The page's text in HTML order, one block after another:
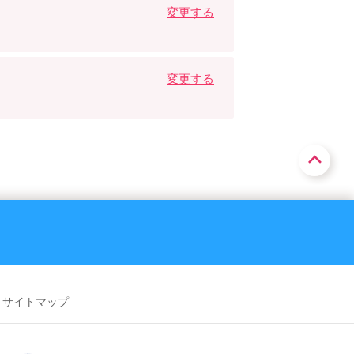
変更する
変更する
サイトマップ